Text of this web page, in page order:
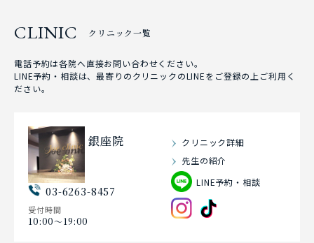
CLINIC クリニック一覧
電話予約は各院へ直接お問い合わせください。
LINE予約・相談は、最寄りのクリニックのLINEをご登録の上ご利用く
ださい。
銀座院
03-6263-8457
受付時間
10:00〜19:00
クリニック詳細
先生の紹介
LINE予約・相談